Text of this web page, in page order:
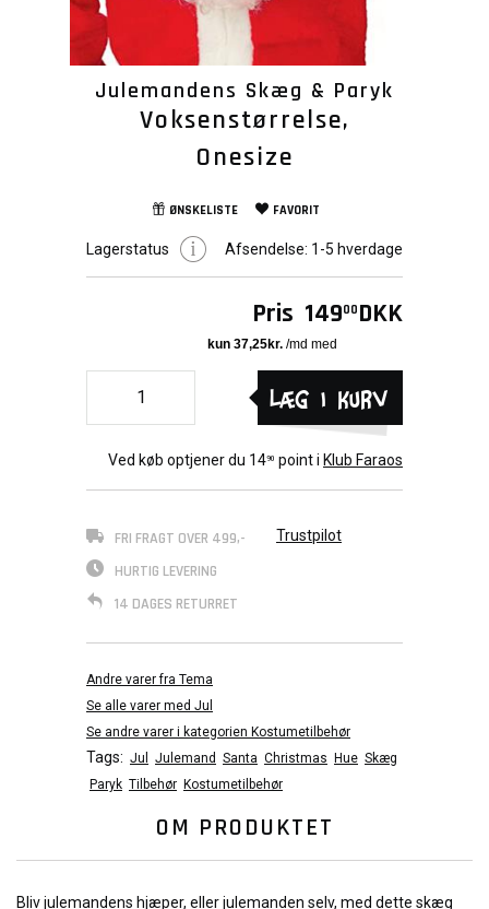
Julemandens Skæg & Paryk
Voksenstørrelse,
Onesize
ØNSKELISTE FAVORIT
Lagerstatus Afsendelse: 1-5 hverdage
Pris 14900 DKK
Læg i kurv
Ved køb optjener du 1490 point i Klub Faraos
FRI FRAGT OVER 499,-
HURTIG LEVERING
14 DAGES RETURRET
Trustpilot
Andre varer fra Tema
Se alle varer med Jul
Se andre varer i kategorien Kostumetilbehør
Tags: Jul Julemand Santa Christmas Hue Skæg
Paryk Tilbehør Kostumetilbehør
OM PRODUKTET
Bliv julemandens hjæper, eller julemanden selv, med dette skæg